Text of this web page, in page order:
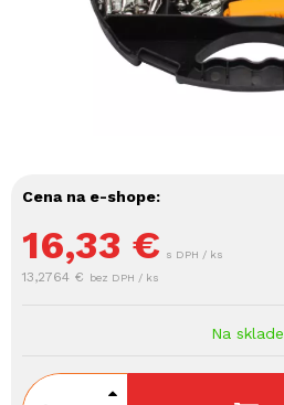
Cena na e-shope:
16,33 € s DPH / ks
13,2764 € bez DPH / ks
Na sklade